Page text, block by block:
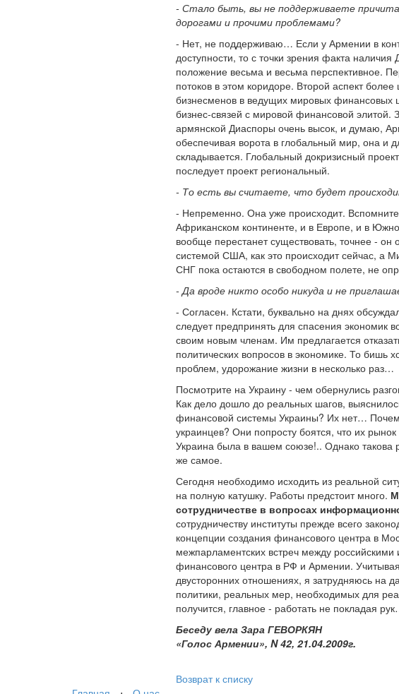
- Стало быть, вы не поддерживаете
дорогами и прочими проблемами?
- Нет, не поддерживаю… Если у Армении в
доступности, то с точки зрения факта
положение весьма и весьма перспективное.
потоков в этом коридоре. Второй аспект
бизнесменов в ведущих мировых финансовых
бизнес-связей с мировой финансовой
армянской Диаспоры очень высок, и думаю,
обеспечивая ворота в глобальный мир, она и
складывается. Глобальный докризисный
последует проект региональный.
- То есть вы считаете, что будет
- Непременно. Она уже происходит.
Африканском континенте, и в Европе, и в
вообще перестанет существовать, точнее -
системой США, как это происходит сейчас, а
СНГ пока остаются в свободном полете, не
- Да вроде никто особо никуда и не
- Согласен. Кстати, буквально на днях
следует предпринять для спасения экономик
своим новым членам. Им предлагается
политических вопросов в экономике. То бишь
проблем, удорожание жизни в несколько раз…
Посмотрите на Украину - чем обернулись
Как дело дошло до реальных шагов,
финансовой системы Украины? Их нет…
украинцев? Они попросту боятся, что их
Украина была в вашем союзе!.. Однако такова
же самое.
Сегодня необходимо исходить из реальной
на полную катушку. Работы предстоит много.
сотрудничестве в вопросах
сотрудничеству институты прежде всего
концепции создания финансового центра в
межпарламентских встреч между
финансового центра в РФ и Армении.
двусторонних отношениях, я затрудняюсь на
политики, реальных мер, необходимых для
получится, главное - работать не покладая
Беседу вела Зара ГЕВОРКЯН
«Голос Армении», N 42, 21.04.2009г.
Возврат к списку